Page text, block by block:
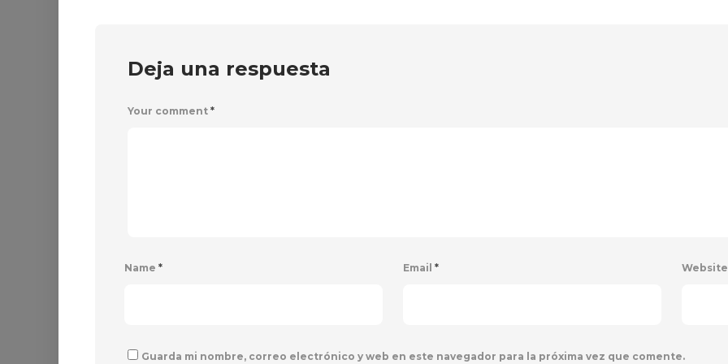
Deja una respuesta
Your comment *
Name * Email *
Guarda mi nombre, correo electrónico y web en este navegador para la próxima vez que comente.